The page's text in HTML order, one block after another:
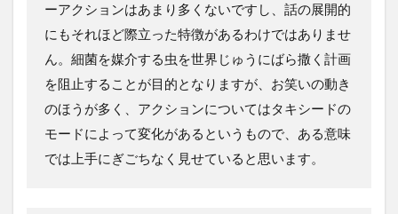
ーアクションはあまり多くないですし、話の展開的
にもそれほど際立った特徴があるわけではありませ
ん。細菌を媒介する虫を世界じゅうにばら撒く計画
を阻止することが目的となりますが、お笑いの動き
のほうが多く、アクションについてはタキシードの
モードによって変化があるというもので、ある意味
では上手にぎごちなく見せていると思います。